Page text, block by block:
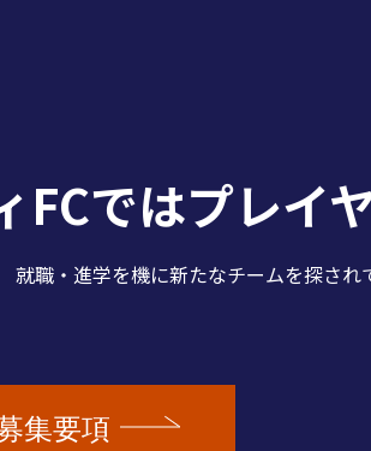
FCではプレイ
就職・進学を機に新たなチームを探され
集要項